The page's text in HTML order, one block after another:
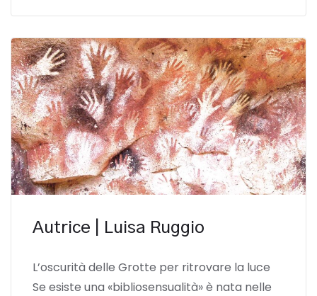
Autrice | Luisa Ruggio
L’oscurità delle Grotte per ritrovare la luce
Se esiste una «bibliosensualità» è nata nelle